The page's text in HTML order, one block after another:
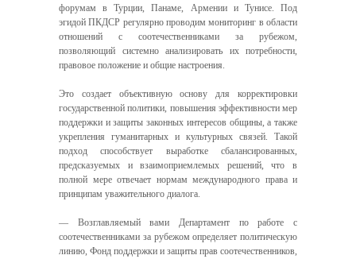
форумам в Турции, Панаме, Армении и Тунисе. Под
эгидой ПКДСР регулярно проводим мониторинг в области
отношений с соотечественниками за рубежом,
позволяющий системно анализировать их потребности,
правовое положение и общие настроения.
Это создает объективную основу для корректировки
государственной политики, повышения эффективности мер
поддержки и защиты законных интересов общины, а также
укрепления гуманитарных и культурных связей. Такой
подход способствует выработке сбалансированных,
предсказуемых и взаимоприемлемых решений, что в
полной мере отвечает нормам международного права и
принципам уважительного диалога.
— Возглавляемый вами Департамент по работе с
соотечественниками за рубежом определяет политическую
линию, Фонд поддержки и защиты прав соотечественников,